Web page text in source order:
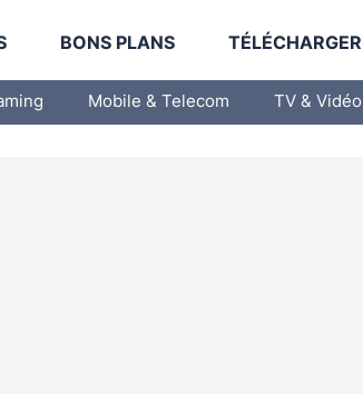
BONS PLANS TÉLÉCHARGER
Mobile & Telecom TV & Vidéo